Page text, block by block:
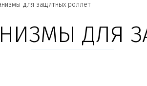
для защитных роллет
ДЛЯ